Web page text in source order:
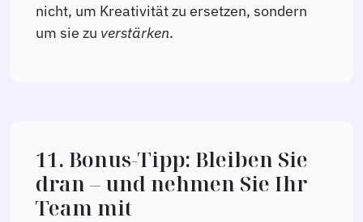
nicht, um Kreativität zu ersetzen, sondern
um sie zu verstärken.
11. Bonus-Tipp: Bleiben Sie
dran – und nehmen Sie Ihr
Team mit